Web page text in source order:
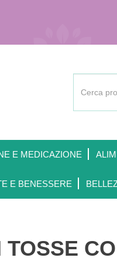
Prodotto
E MEDICAZIONE
E BENESSERE
TOSSE